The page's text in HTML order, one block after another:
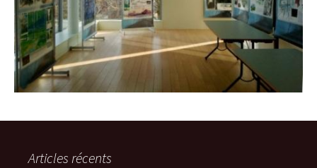
Articles récents